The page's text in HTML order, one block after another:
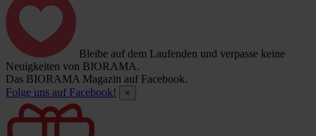
Bleibe auf dem Laufenden und verpasse keine
Neuigkeiten von BIORAMA.
Das BIORAMA Magazin auf Facebook.
Folge uns auf Facebook!
×